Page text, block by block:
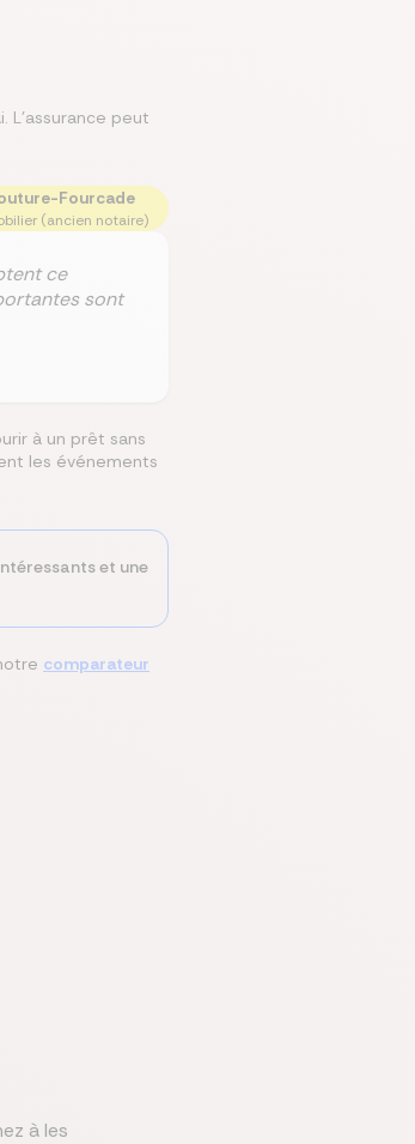
L'assurance peut
Fourcade
(ancien notaire)
ce
sont
à un prêt sans
les événements
et une
comparateur
à les